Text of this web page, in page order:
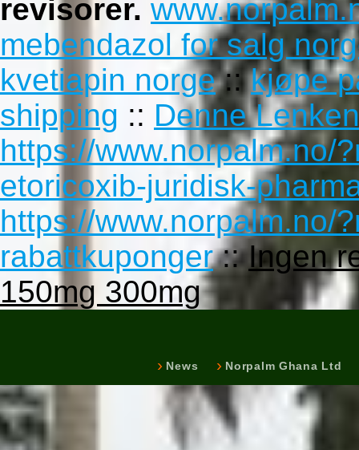
revisorer.
mebendazol for salg
kvetiapin norge::kjøpe
shipping :: Denne Lenken
https://www.norpalm.no/
etoricoxib-juridisk-
https://www.norpalm.no/
rabattkuponger::Ingen
150mg 300mg
News Norpalm Ghana Ltd